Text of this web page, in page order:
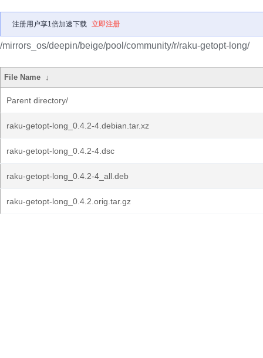
注册用户享1倍加速下载 立即注册
/mirrors_os/deepin/beige/pool/community/r/raku-getopt-long/
File Name ↓
Parent directory/
raku-getopt-long_0.4.2-4.debian.tar.xz
raku-getopt-long_0.4.2-4.dsc
raku-getopt-long_0.4.2-4_all.deb
raku-getopt-long_0.4.2.orig.tar.gz